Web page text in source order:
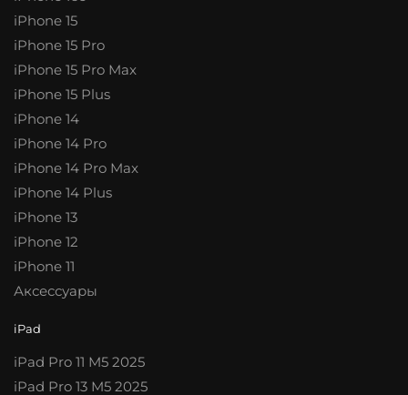
iPhone 15
iPhone 15 Pro
iPhone 15 Pro Max
iPhone 15 Plus
iPhone 14
iPhone 14 Pro
iPhone 14 Pro Max
iPhone 14 Plus
iPhone 13
iPhone 12
iPhone 11
Аксессуары
iPad
iPad Pro 11 M5 2025
iPad Pro 13 M5 2025